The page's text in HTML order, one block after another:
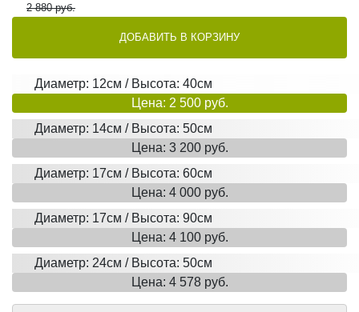
2 880 руб.
ДОБАВИТЬ В КОРЗИНУ
Диаметр: 12см / Высота: 40см
Цена: 2 500 руб.
Диаметр: 14см / Высота: 50см
Цена: 3 200 руб.
Диаметр: 17см / Высота: 60см
Цена: 4 000 руб.
Диаметр: 17см / Высота: 90см
Цена: 4 100 руб.
Диаметр: 24см / Высота: 50см
Цена: 4 578 руб.